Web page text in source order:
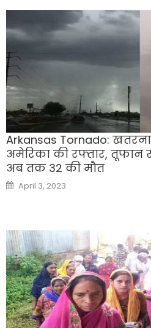
Arkansas Tornado:
अमेरिका की रफ्तार, तूफान से
अब तक 32 की मौत
Posted
on
April 3, 2023